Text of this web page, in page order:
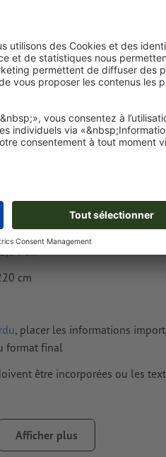
€ 325,45 €
fichiers d'impression
mm fond perdu) : 233,04 x
cm
cm
, placer les informations
format final
être incorporées ou les
(PSO Coated v3) pour les
FOGRA52) pour les papiers non
Afficher plus